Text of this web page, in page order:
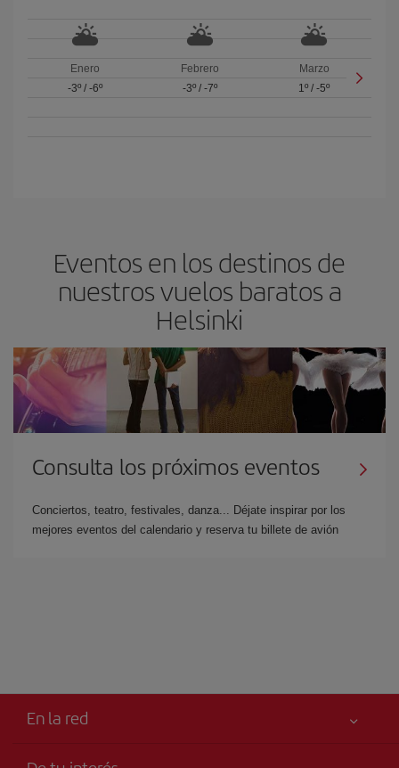
Enero
-3º/ -6º
Febrero
-3º/ -7º
Marzo
1º /-5º
Eventos en los destinos de
nuestros vuelos baratos a
Helsinki
Consulta los próximos eventos
Conciertos, teatro, festivales, danza... Déjate inspirar por los
mejores eventos del calendario y reserva tu billete de avión
En la red